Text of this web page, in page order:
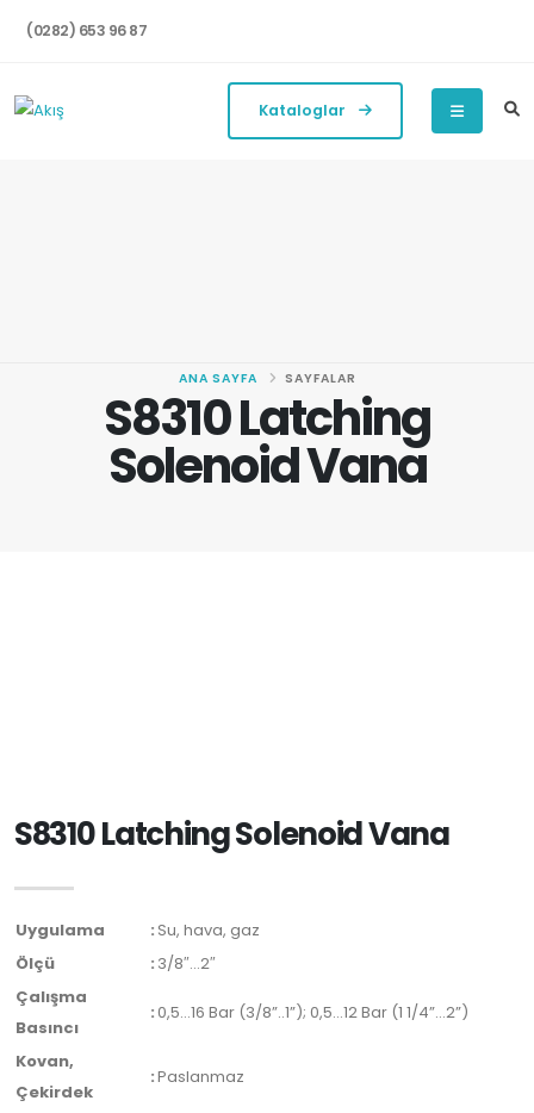
(0282) 653 96 87
Kataloglar
S8310 Latching
Solenoid Vana
ANA SAYFA SAYFALAR
S8310 Latching Solenoid Vana
Uygulama : Su, hava, gaz
Ölçü
: 3/8″…2″
Çalışma
Basıncı
: 0,5…16 Bar (3/8”..1”); 0,5…12 Bar (1 1/4”…2”)
Kovan,
Çekirdek
:Paslanmaz